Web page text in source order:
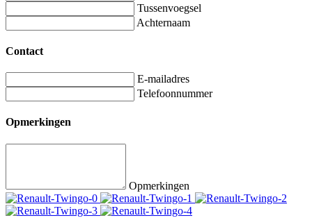
Tussenvoegsel
Achternaam
Contact
E-mailadres
Telefoonnummer
Opmerkingen
Opmerkingen